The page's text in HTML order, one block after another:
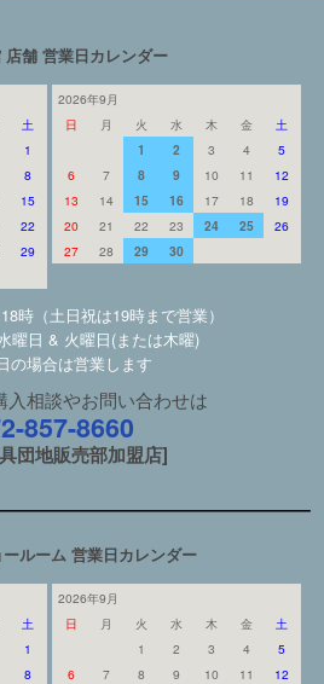
店舗 営業日カレンダー
土
1
8
15
22
29
2026年9月
日
月 火 水 木 金
土
1
2 3 4
5
6
7 8 9 10 11
12
13
14 15 16 17 18
19
20
21 22 23 24 25
26
27
28 29 30
時（土日祝は19時まで営業）
曜日 & 火曜日(または木曜)
の場合は営業します
入相談やお問い合わせは
857-8660
団地販売部加盟店]
ルーム 営業日カレンダー
土
1
8
2026年9月
日
月 火 水 木 金
土
1
2 3 4
5
6
7 8 9 10 11
12